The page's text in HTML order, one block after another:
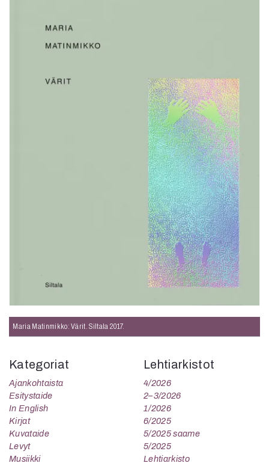
Maria Matinmikko: Värit. Siltala 2017.
Kategoriat
Ajankohtaista
Esitystaide
In English
Kirjat
Kuvataide
Levyt
Musiikki
Lehtiarkistot
4/2026
2–3/2026
1/2026
6/2025
5/2025 saame
5/2025
Lehtiarkisto